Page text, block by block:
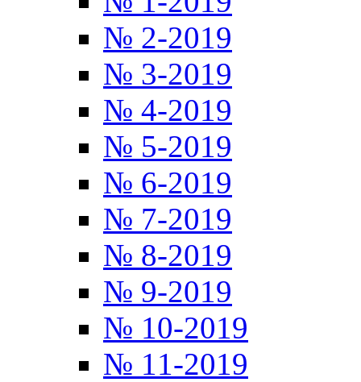
№ 2-2019
№ 3-2019
№ 4-2019
№ 5-2019
№ 6-2019
№ 7-2019
№ 8-2019
№ 9-2019
№ 10-2019
№ 11-2019